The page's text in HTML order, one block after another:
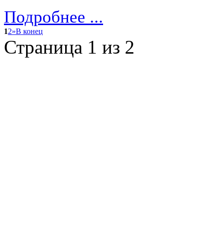
Подробнее ...
12»В конец
Страница 1 из 2